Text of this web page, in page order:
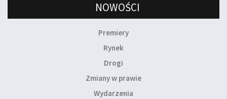
NOWOŚCI
Premiery
Rynek
Drogi
Zmiany w prawie
Wydarzenia